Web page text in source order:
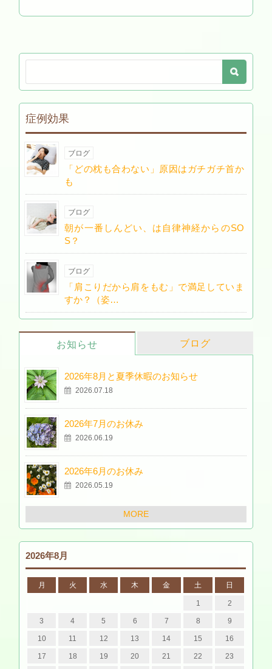
症例効果
ブログ
「どの枕も合わない」原因はガチガチ首か
も
ブログ
朝が一番しんどい、は自律神経からのSO
S？
ブログ
「肩こりだから肩をもむ」で満足していま
すか？（姿…
お知らせ ブログ
2026年8月と夏季休暇のお知らせ
2026.07.18
2026年7月のお休み
2026.06.19
2026年6月のお休み
2026.05.19
MORE
2026年8月
月 火 水 木 金 土 日
1 2
3 4 5 6 7 8 9
10 11 12 13 14 15 16
17 18 19 20 21 22 23